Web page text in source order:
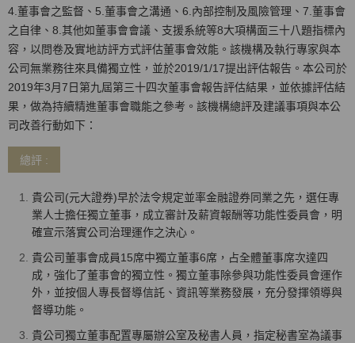
4.董事會之監督、5.董事會之溝通、6.內部控制及風險管理、7.董事會
之自律、8.其他如董事會會議、支援系統等8大項構面三十八題指標內
容，以問卷及實地訪評方式評估董事會效能。該機構及執行專家與本
公司無業務往來具備獨立性，並於2019/1/17提出評估報告。本公司於
2019年3月7日第九屆第三十四次董事會報告評估結果，並依據評估結
果，做為持續精進董事會職能之參考。該機構總評及建議事項與本公
司改善行動如下：
總評 :
貴公司(元大證券)早於法令規定並率金融證券同業之先，選任專
業人士擔任獨立董事，成立審計及薪資報酬等功能性委員會，明
確宣示落實公司治理運作之決心。
貴公司董事會成員15席中獨立董事6席，占全體董事席次達四
成，強化了董事會的獨立性。獨立董事除參與功能性委員會運作
外，並按個人專長督導信託、資訊等業務發展，充分發揮領導與
督導功能。
貴公司獨立董事配置專屬辦公室及秘書人員，指定秘書室為議事